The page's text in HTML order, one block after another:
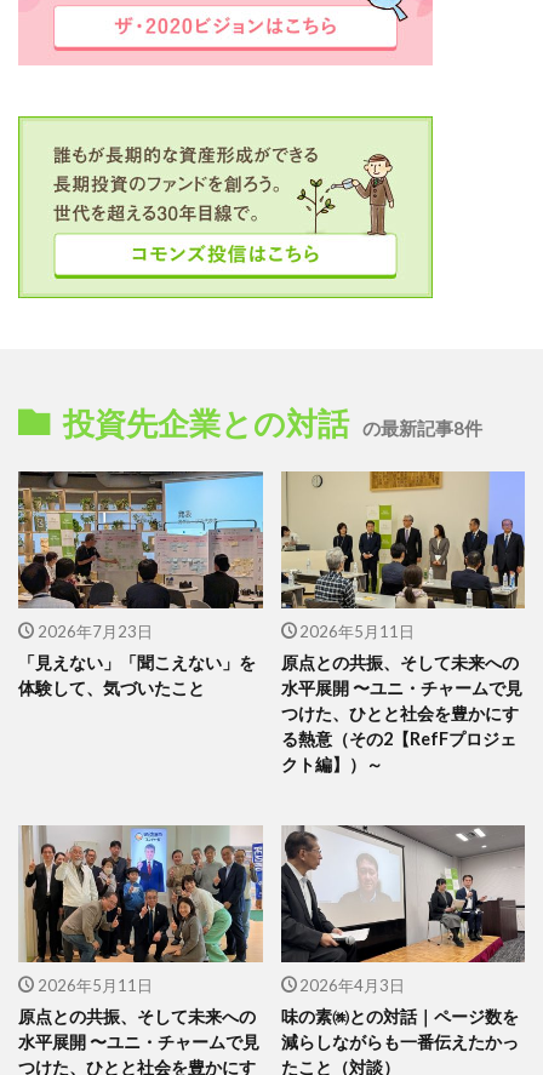
投資先企業との対話 の最新記事8件
2026年7月23日
「見えない」「聞こえない」を
体験して、気づいたこと
2026年5月11日
原点との共振、そして未来への
水平展開 〜ユニ・チャームで見
つけた、ひとと社会を豊かにす
る熱意（その2【RefFプロジェ
クト編】）～
2026年5月11日
原点との共振、そして未来への
水平展開 〜ユニ・チャームで見
つけた、ひとと社会を豊かにす
2026年4月3日
味の素㈱との対話｜ページ数を
減らしながらも一番伝えたかっ
たこと（対談）